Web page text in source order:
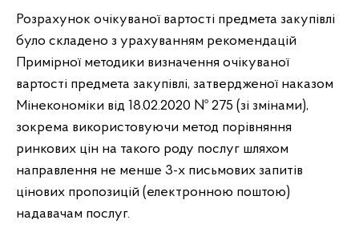
Розрахунок очікуваної вартості предмета закупівлі
було складено з урахуванням рекомендацій
Примірної методики визначення очікуваної
вартості предмета закупівлі, затвердженої наказом
Мінекономіки від 18.02.2020 № 275 (зі змінами),
зокрема використовуючи метод порівняння
ринкових цін на такого роду послуг шляхом
направлення не менше 3-х письмових запитів
цінових пропозицій (електронною поштою)
надавачам послуг.